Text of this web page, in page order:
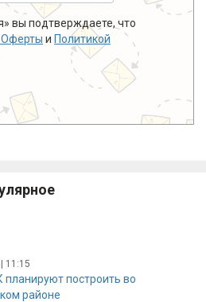
вы подтверждаете, что
и Политикой
11:15
построить во
районе